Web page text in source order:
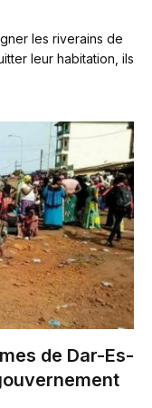
les riverains de
leur habitation, ils
de Dar-Es-